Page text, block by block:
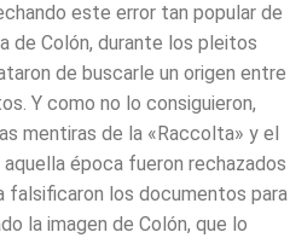
este error tan popular de
de Colón, durante los pleitos
de buscarle un origen entre
Y como no lo consiguieron,
mentiras de la «Raccolta» y el
época fueron rechazados
falsificaron los documentos para
la imagen de Colón, que lo